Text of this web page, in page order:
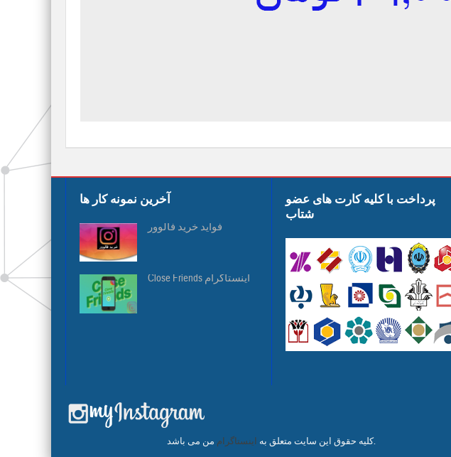
آخرین نمونه کار ها
فواید خرید فالوور
Close Friends اینستاگرام
پرداخت با کلیه کارت های عضو
شتاب
کلیه حقوق این سایت متعلق به اینستاگرام من می باشد.